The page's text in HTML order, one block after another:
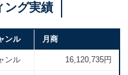
ング実績
ンル 月商
ンル 16,120,735円